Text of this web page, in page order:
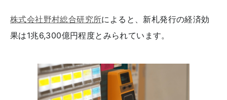
株式会社野村総合研究所によると、新札発行の経済効
果は1兆6,300億円程度とみられています。